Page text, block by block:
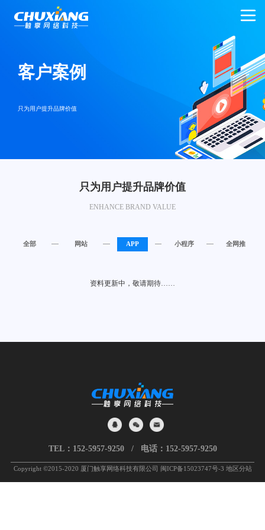
客户案例
只为用户提升品牌价值
只为用户提升品牌价值
ENHANCE BRAND VALUE
全部 网站 APP 小程序 全网推
资料更新中，敬请期待……
TEL： 152-5957-9250/ 电话： 152-5957-9250
Copyright ©️2015-2020 厦门触享网络科技有限公司 闽ICP备15023747号-3 地区分站